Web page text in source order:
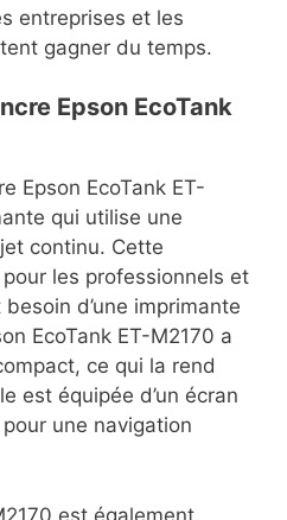
entreprises et les
gagner du temps.
Epson EcoTank
Epson EcoTank ET-
qui utilise une
continu. Cette
les professionnels et
d’une imprimante
EcoTank ET-M2170 a
ce qui la rend
est équipée d’un écran
une navigation
est également